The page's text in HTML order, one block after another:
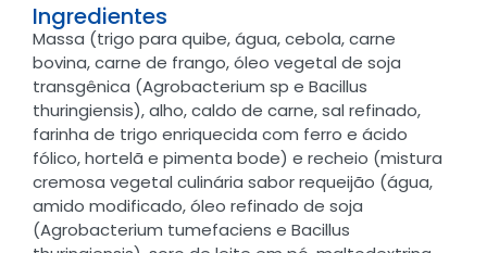
Ingredientes
Massa (trigo para quibe, água, cebola, carne
bovina, carne de frango, óleo vegetal de soja
transgênica (Agrobacterium sp e Bacillus
thuringiensis), alho, caldo de carne, sal refinado,
farinha de trigo enriquecida com ferro e ácido
fólico, hortelã e pimenta bode) e recheio (mistura
cremosa vegetal culinária sabor requeijão (água,
amido modificado, óleo refinado de soja
(Agrobacterium tumefaciens e Bacillus